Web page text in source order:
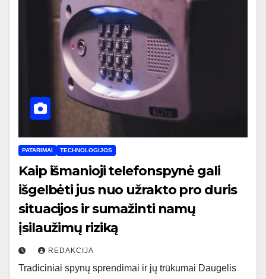
PATARIMAI TECHNOLOGIJOS
Kaip išmanioji telefonspynė gali
išgelbėti jus nuo užrakto pro duris
situacijos ir sumažinti namų
įsilaužimų riziką
REDAKCIJA
Tradiciniai spynų sprendimai ir jų trūkumai Daugelis